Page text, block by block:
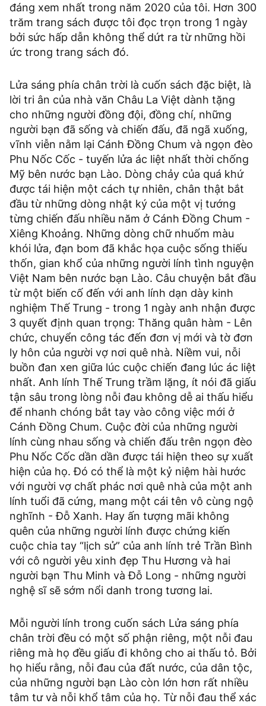
đáng xem nhất trong năm 2020 của tôi. Hơn 300
trăm trang sách được tôi đọc trọn trong 1 ngày
bởi sức hấp dẫn không thể dứt ra từ những hồi
ức trong trang sách đó.
Lửa sáng phía chân trời là cuốn sách đặc biệt, là
lời tri ân của nhà văn Châu La Việt dành tặng
cho những người đồng đội, đồng chí, những
người bạn đã sống và chiến đấu, đã ngã xuống,
vĩnh viễn nằm lại Cánh Đồng Chum và ngọn đèo
Phu Nốc Cốc - tuyến lửa ác liệt nhất thời chống
Mỹ bên nước bạn Lào. Dòng chảy của quá khứ
được tái hiện một cách tự nhiên, chân thật bắt
đầu từ những dòng nhật ký của một vị tướng
từng chiến đấu nhiều năm ở Cánh Đồng Chum -
Xiêng Khoảng. Những dòng chữ nhuốm màu
khói lửa, đạn bom đã khắc họa cuộc sống thiếu
thốn, gian khổ của những người lính tình nguyện
Việt Nam bên nước bạn Lào. Câu chuyện bắt đầu
từ một biến cố đến với anh lính dạn dày kinh
nghiệm Thế Trung - trong 1 ngày anh nhận được
3 quyết định quan trọng: Thăng quân hàm - Lên
chức, chuyển công tác đến đơn vị mới và tờ đơn
ly hôn của người vợ nơi quê nhà. Niềm vui, nỗi
buồn đan xen giữa lúc cuộc chiến đang lúc ác liệt
nhất. Anh lính Thế Trung trầm lặng, ít nói đã giấu
tận sâu trong lòng nỗi đau không dễ ai thấu hiểu
để nhanh chóng bắt tay vào công việc mới ở
Cánh Đồng Chum. Cuộc đời của những người
lính cùng nhau sống và chiến đấu trên ngọn đèo
Phu Nốc Cốc dần dần được tái hiện theo sự xuất
hiện của họ. Đó có thể là một kỷ niệm hài hước
với người vợ chất phác nơi quê nhà của một anh
lính tuổi đã cứng, mang một cái tên vô cùng ngộ
nghĩnh - Đỗ Xanh. Hay ấn tượng mãi không
quên của những người lính được chứng kiến
cuộc chia tay “lịch sử” của anh lính trẻ Trần Bình
với cô người yêu xinh đẹp Thu Hương và hai
người bạn Thu Minh và Đỗ Long - những người
nghệ sĩ sẽ sớm nổi danh trong tương lai.
Mỗi người lính trong cuốn sách Lửa sáng phía
chân trời đều có một số phận riêng, một nỗi đau
riêng mà họ đều giấu đi không cho ai thấu tỏ. Bởi
họ hiểu rằng, nỗi đau của đất nước, của dân tộc,
của những người bạn Lào còn lớn hơn rất nhiều
tâm tư và nỗi khổ tâm của họ. Từ nỗi đau thể xác